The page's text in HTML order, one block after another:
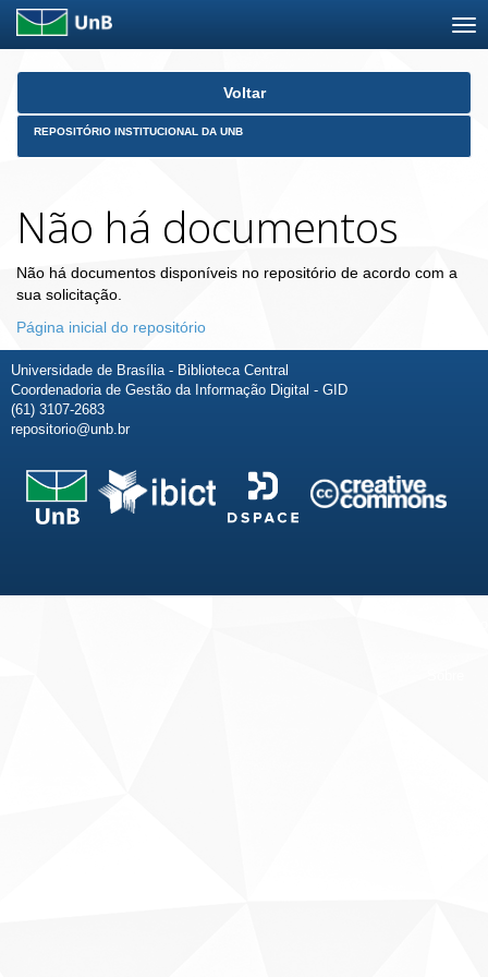
Skip
Voltar
REPOSITÓRIO INSTITUCIONAL DA UNB
Não há documentos
Não há documentos disponíveis no repositório de acordo com a
sua solicitação.
Página inicial do repositório
Universidade de Brasília - Biblioteca Central
Coordenadoria de Gestão da Informação Digital - GID
(61) 3107-2683
repositorio@unb.br